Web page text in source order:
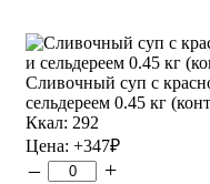
Сливочный суп с
сельдереем 0.45 кг
Ккал: 292
Цена: +347₽
– +